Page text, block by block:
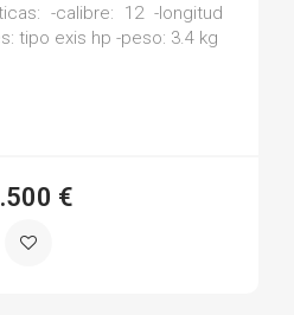
-calibre: 12 -longitud
tipo exis hp -peso: 3.4 kg
€